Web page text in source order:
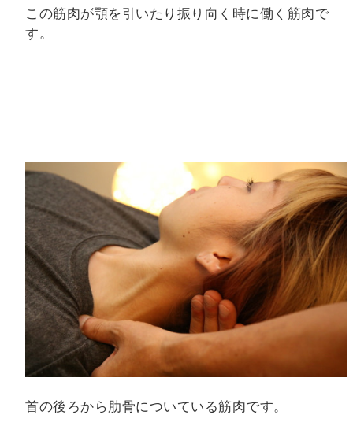
この筋肉が顎を引いたり振り向く時に働く筋肉で
す。
首の後ろから肋骨についている筋肉です。